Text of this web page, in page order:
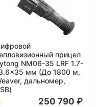
прицел
NM06-35 LRF 1.7-
мм (До 1800 м,
дальномер,
250 790